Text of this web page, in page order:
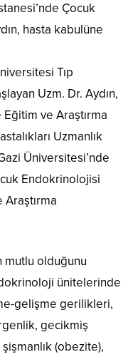
Çocuk
hasta kabulüne
Tıp
Uzm. Dr. Aydın,
Eğitim ve Araştırma
Uzmanlık
Üniversitesi’nde
Endokrinolojisi
Araştırma
mutlu olduğunu
ünitelerinde
gelişme gerilikleri,
gecikmiş
(obezite),